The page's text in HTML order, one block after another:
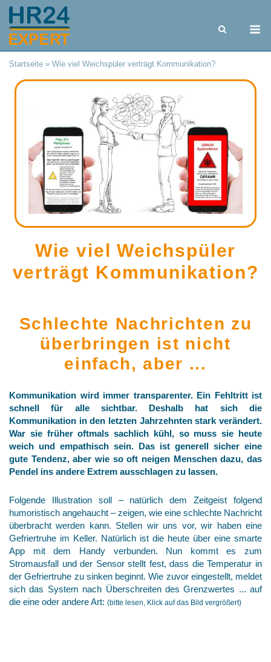
Skip
content
Startseite » Wie viel Weichspüler verträgt Kommunikation?
Wie viel Weichspüler
verträgt Kommunikation?
Schlechte Nachrichten zu
überbringen ist nicht
einfach, aber ...
Kommunikation wird immer transparenter. Ein Fehltritt ist
schnell für alle sichtbar. Deshalb hat sich die
Kommunikation in den letzten Jahrzehnten stark verändert.
War sie früher oftmals sachlich kühl, so muss sie heute
weich und empathisch sein. Das ist generell sicher eine
gute Tendenz, aber wie so oft neigen Menschen dazu, das
Pendel ins andere Extrem ausschlagen zu lassen.
Folgende Illustration soll – natürlich dem Zeitgeist folgend
humoristisch angehaucht – zeigen, wie eine schlechte Nachricht
überbracht werden kann. Stellen wir uns vor, wir haben eine
Gefriertruhe im Keller. Natürlich ist die heute über eine smarte
App mit dem Handy verbunden. Nun kommt es zum
Stromausfall und der Sensor stellt fest, dass die Temperatur in
der Gefriertruhe zu sinken beginnt. Wie zuvor eingestellt, meldet
sich das System nach Überschreiten des Grenzwertes ... auf
die eine oder andere Art: (bitte lesen, Klick auf das Bild vergrößert)